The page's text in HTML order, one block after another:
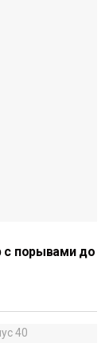
с порывами до